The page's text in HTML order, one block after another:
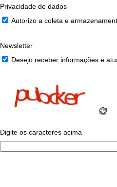
Privacidade de dados
Autorizo a coleta e
Newsletter
Desejo receber informações e
Digite os caracteres acima